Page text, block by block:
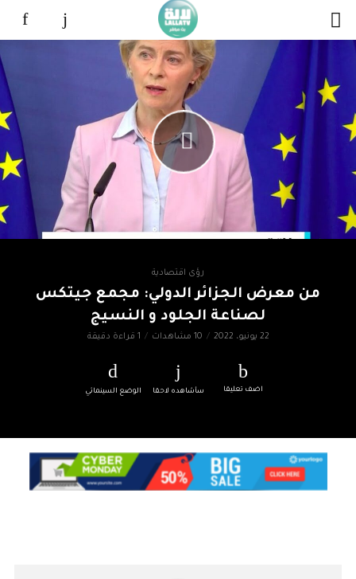
رؤى اقتصادية
من معرض الجزائر الدولي: مجمع جيتكس
لصناعة الجلود و النسيج
22 يونيو، 2022 10 مشاهدات 1 قراءة دقيقة
اضف تعليقا سأشاهده لاحقا الوضع السينمائي